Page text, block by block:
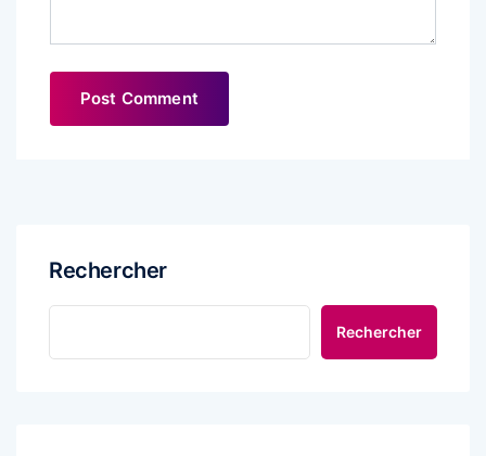
Rechercher
Rechercher